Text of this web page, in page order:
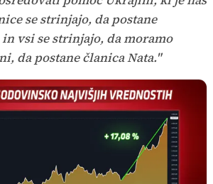
se strinjajo, da postane
vsi se strinjajo, da moramo
da postane članica Nata."